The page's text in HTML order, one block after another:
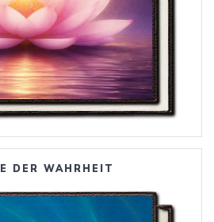
DER WAHRHEIT